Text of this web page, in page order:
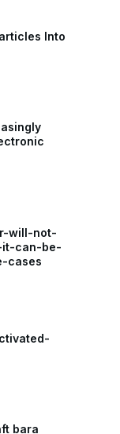
Into
will-not-
it-can-be-
cases
bara